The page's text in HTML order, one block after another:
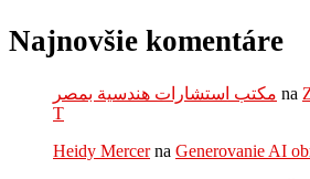
Najnovšie komentáre
مكتب استشارات هندسية بمصر na
T
Heidy Mercerna Generovanie AI